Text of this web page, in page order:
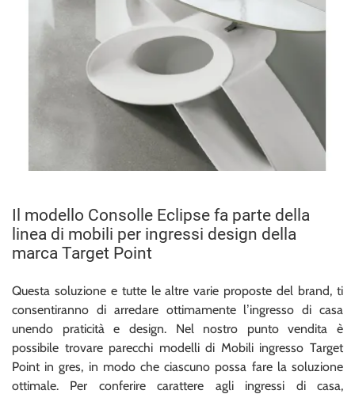
Il modello Consolle Eclipse fa parte della
linea di mobili per ingressi design della
marca Target Point
Questa soluzione e tutte le altre varie proposte del brand, ti
consentiranno di arredare ottimamente l’ingresso di casa
unendo praticità e design. Nel nostro punto vendita è
possibile trovare parecchi modelli di Mobili ingresso Target
Point in gres, in modo che ciascuno possa fare la soluzione
ottimale. Per conferire carattere agli ingressi di casa,